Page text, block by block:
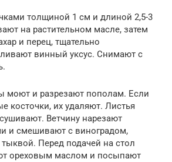
толщиной 1 см и длиной 2,5-3
на растительном масле, затем
и перец, тщательно
винный уксус. Снимают с
моют и разрезают пополам. Если
косточки, их удаляют. Листья
Ветчину нарезают
и смешивают с виноградом,
Перед подачей на стол
ореховым маслом и посыпают